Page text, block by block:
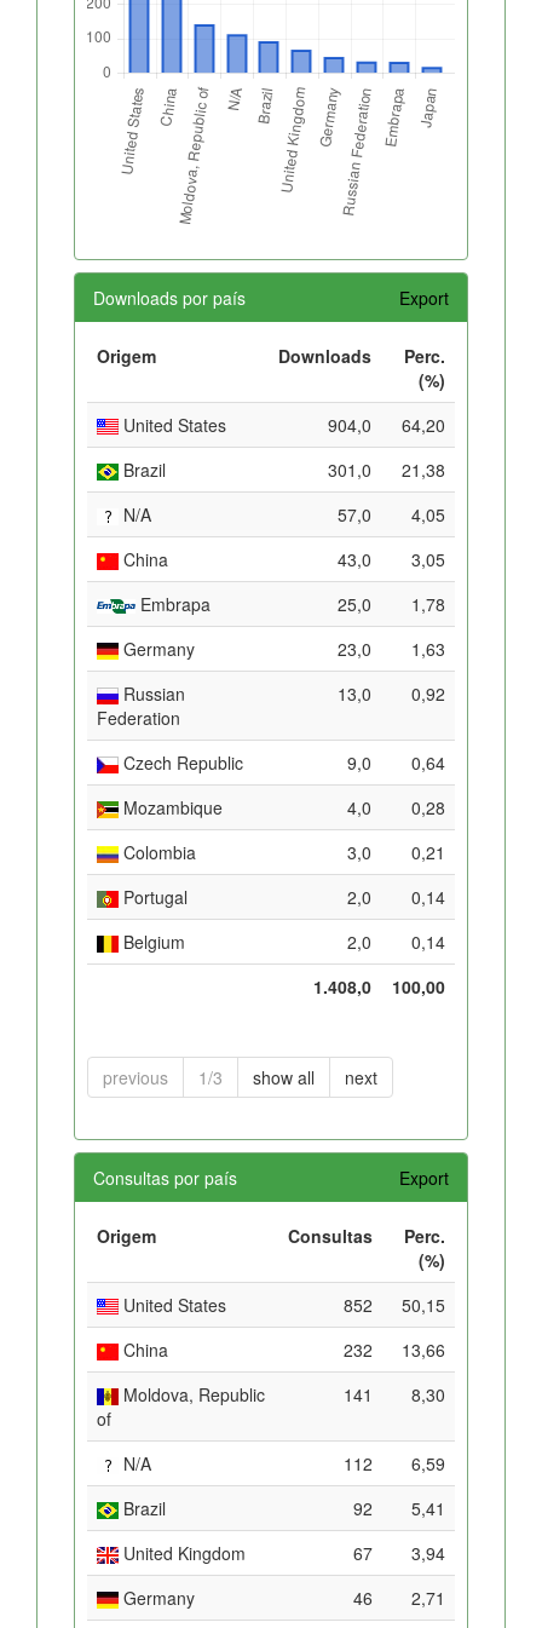
Downloads por país Export
Origem Downloads
Perc.
(%)
United States
904,0
64,20
Brazil
301,0
21,38
N/A
57,0
4,05
China
43,0
3,05
Embrapa
25,0
1,78
Germany
23,0
1,63
Russian
Federation
13,0 0,92
Czech Republic 9,0
0,64
Mozambique
4,0
0,28
Colombia
3,0
0,21
Portugal
2,0
0,14
Belgium
2,0
0,14
1.408,0
100,00
previous 1/3 show all next
Consultas por país Export
Origem Consultas
Perc.
(%)
United States
852
50,15
China
232
13,66
Moldova, Republic
of
141 8,30
N/A 112
6,59
Brazil
92
5,41
United Kingdom
67
3,94
Germany
46
2,71